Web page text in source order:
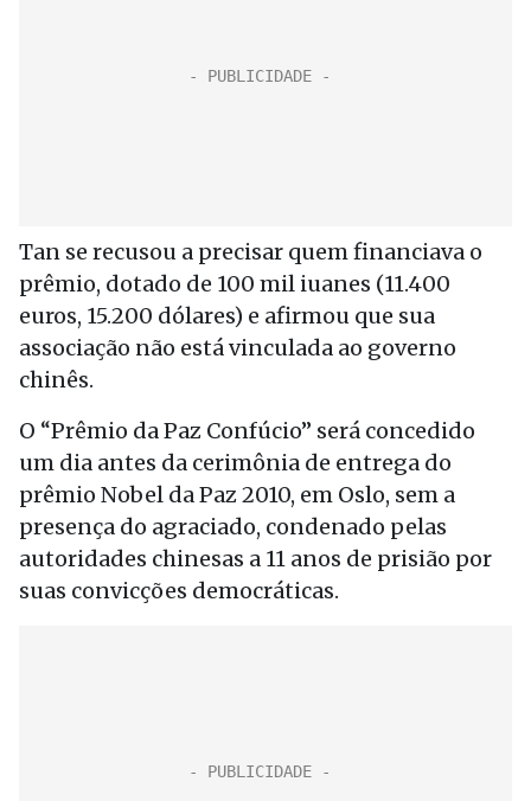
Tan se recusou a precisar quem financiava o
prêmio, dotado de 100 mil iuanes (11.400
euros, 15.200 dólares) e afirmou que sua
associação não está vinculada ao governo
chinês.
O “Prêmio da Paz Confúcio” será concedido
um dia antes da cerimônia de entrega do
prêmio Nobel da Paz 2010, em Oslo, sem a
presença do agraciado, condenado pelas
autoridades chinesas a 11 anos de prisião por
suas convicções democráticas.